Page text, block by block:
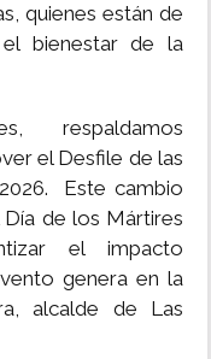
quienes están de
bienestar de la
respaldamos
el Desfile de las
Este cambio
de los Mártires
el impacto
genera en la
alcalde de Las